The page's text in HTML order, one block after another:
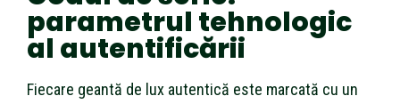
parametrul tehnologic
al autentificării
Fiecare geantă de lux autentică este marcată cu un